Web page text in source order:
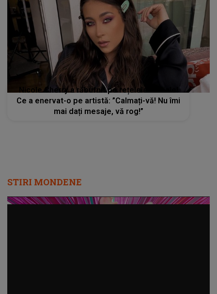
Nicole Cherry a răbufnit pe rețelele sociale!
Ce a enervat-o pe artistă: ”Calmați-vă! Nu îmi
mai dați mesaje, vă rog!”
STIRI MONDENE